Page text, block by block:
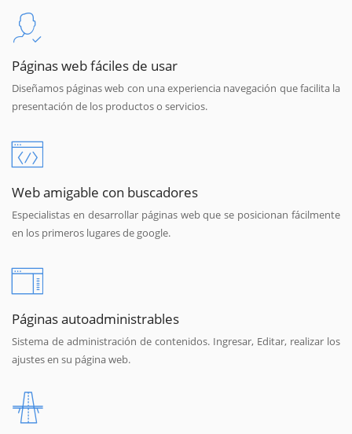
Páginas web fáciles de usar
Diseñamos páginas web con una experiencia navegación que facilita la
presentación de los productos o servicios.
Web amigable con buscadores
Especialistas en desarrollar páginas web que se posicionan fácilmente
en los primeros lugares de google.
Páginas autoadministrables
Sistema de administración de contenidos. Ingresar, Editar, realizar los
ajustes en su página web.